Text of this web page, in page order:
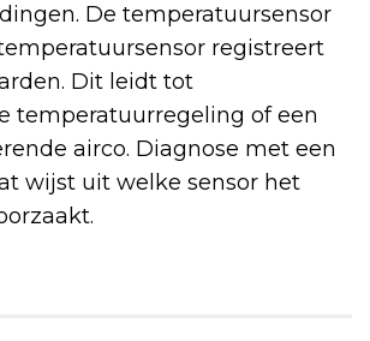
De temperatuursensor
registreert
Dit leidt tot
temperatuurregeling of een
airco. Diagnose met een
wijst uit welke sensor het